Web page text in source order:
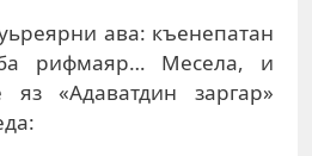
ава: къенепатан
рифмаяр… Месела, и
«Адаватдин заргар»